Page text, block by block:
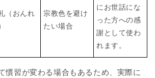
（おんれ
宗教色を避け
たい場合
にお世話にな
った方への感
謝として使わ
れます。
慣習が変わる場合もあるため、実際に